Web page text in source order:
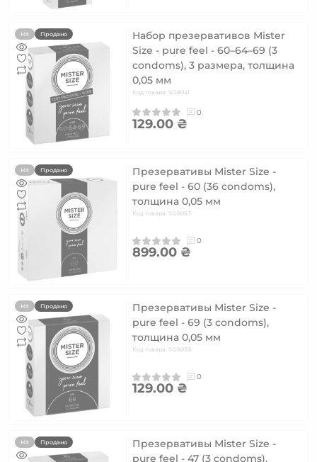
Hit Продано
Набор презервативов Mister
Size - pure feel - 60–64–69 (3
condoms), 3 размера, толщина
0,05 мм
Код товара: SO8041
0
129.00 ₴
Hit Продано
Презервативы Mister Size -
pure feel - 60 (36 condoms),
толщина 0,05 мм
Код товара: SO8053
0
899.00 ₴
Hit Продано
Презервативы Mister Size -
pure feel - 69 (3 condoms),
толщина 0,05 мм
Код товара: SO8038
0
129.00 ₴
Hit Продано
Презервативы Mister Size -
pure feel - 47 (3 condoms),